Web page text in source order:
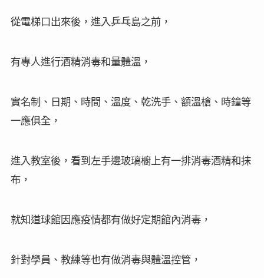
從電梯口出來後，進入乒乓島之前，
有專人進行酒精消毒和量體溫，
實名制、日期、時間、溫度、乾洗手、額溫槍、時鐘等
一應俱全，
進入教室後，看到左手邊玻璃櫥上有一排消毒酒精和抹
布，
就知道球館因應疫情都有做好定期館內消毒，
針對學員、教練等也有做消毒與體溫控管，